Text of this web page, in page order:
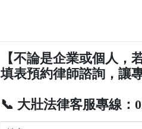
【不論是企業或個人
填表預約律師諮詢，讓
📞 大壯法律客服專線：